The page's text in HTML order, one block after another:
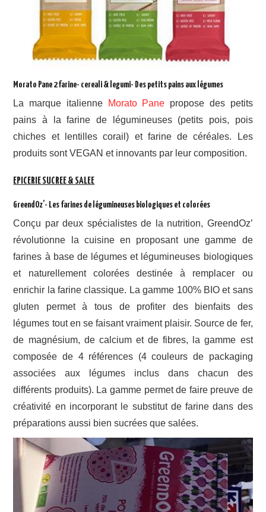
Morato Pane 2 farine- cereali & legumi- Des petits pains aux légumes
La marque italienne Morato Pane propose des petits
pains à la farine de légumineuses (petits pois, pois
chiches et lentilles corail) et farine de céréales. Les
produits sont VEGAN et innovants par leur composition.
EPICERIE SUCREE & SALEE
GreendOz’- Les farines de légumineuses biologiques et colorées
Conçu par deux spécialistes de la nutrition, GreendOz’
révolutionne la cuisine en proposant une gamme de
farines à base de légumes et légumineuses biologiques
et naturellement colorées destinée à remplacer ou
enrichir la farine classique. La gamme 100% BIO et sans
gluten permet à tous de profiter des bienfaits des
légumes tout en se faisant vraiment plaisir. Source de fer,
de magnésium, de calcium et de fibres, la gamme est
composée de 4 références (4 couleurs de packaging
associées aux légumes inclus dans chacun des
différents produits). La gamme permet de faire preuve de
créativité en incorporant le substitut de farine dans des
préparations aussi bien sucrées que salées.